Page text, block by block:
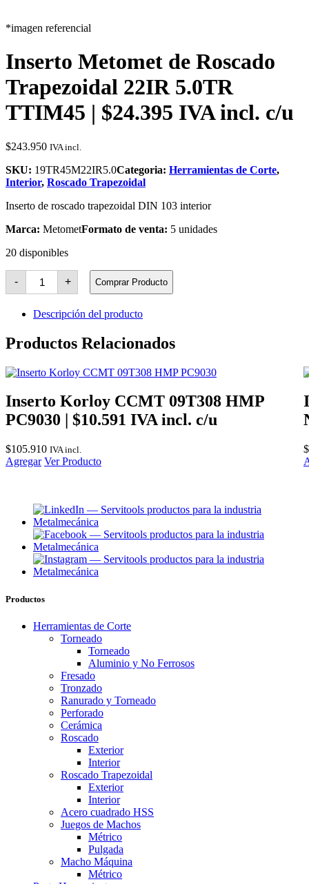
*imagen referencial
Inserto Metomet de Roscado
Trapezoidal 22IR 5.0TR
TTIM45 | $24.395 IVA incl. c/u
$243.950 IVA incl.
SKU: 19TR45M22IR5.0Categoria: Herramientas de Corte,
Interior, Roscado Trapezoidal
Inserto de roscado trapezoidal DIN 103 interior
Marca: MetometFormato de venta: 5 unidades
20 disponibles
-
Inserto
Metomet
de
Roscado
Trapezoidal
5.0TR
TTIM45
+ Comprar Producto
Descripción del producto
Productos Relacionados
Inserto Korloy CCMT 09T308 HMP
PC9030 | $10.591 IVA incl. c/u
$105.910 IVA incl.
Agregar Ver Producto
$
Productos
Herramientas de Corte
Torneado
Torneado
Aluminio y No Ferrosos
Fresado
Tronzado
Ranurado y Torneado
Perforado
Cerámica
Roscado
Exterior
Interior
Roscado Trapezoidal
Exterior
Interior
Acero cuadrado HSS
Juegos de Machos
Métrico
Pulgada
Macho Máquina
Métrico